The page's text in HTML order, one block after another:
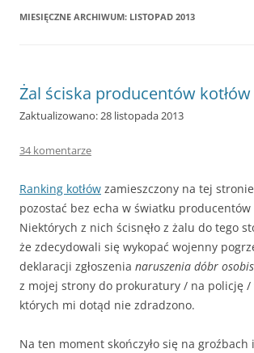
MIESIĘCZNE ARCHIWUM: LISTOPAD 2013
Żal ściska producentów kotłów
Zaktualizowano: 28 listopada 2013
34 komentarze
Ranking kotłów zamieszczony na tej
pozostać bez echa w światku producentów
Niektórych z nich ścisnęło z żalu do tego
że zdecydowali się wykopać wojenny
deklaracji zgłoszenia naruszenia dóbr
z mojej strony do prokuratury / na policję /
których mi dotąd nie zdradzono.
Na ten moment skończyło się na groźbach